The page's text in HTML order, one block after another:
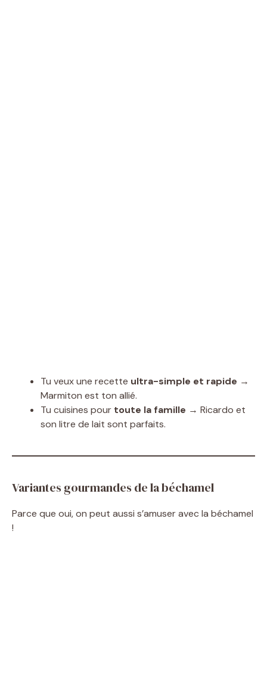
Tu veux une recette ultra-simple et rapide →
Marmiton est ton allié.
Tu cuisines pour toute la famille → Ricardo et
son litre de lait sont parfaits.
Variantes gourmandes de la béchamel
Parce que oui, on peut aussi s’amuser avec la béchamel
!